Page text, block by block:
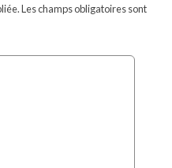
Les champs obligatoires sont